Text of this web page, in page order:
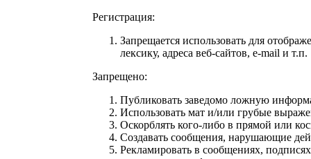
Регистрация:
Запрещается использовать для
лексику, адреса веб-сайтов, e-mail и т.п.
Запрещено:
Публиковать заведомо ложнyю
Использовать мат и/или грубые
Оскорблять кого-либо в прямой или
Создавать сообщения, наpyшающие
Рекламировать в сообщениях,